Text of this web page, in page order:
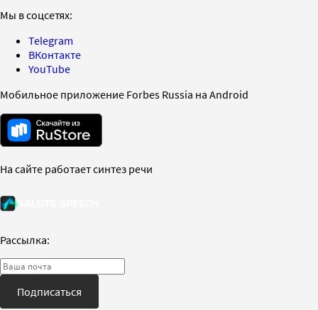
Мы в соцсетях:
Telegram
ВКонтакте
YouTube
Мобильное приложение Forbes Russia на Android
На сайте работает синтез речи
Рассылка:
Подписаться